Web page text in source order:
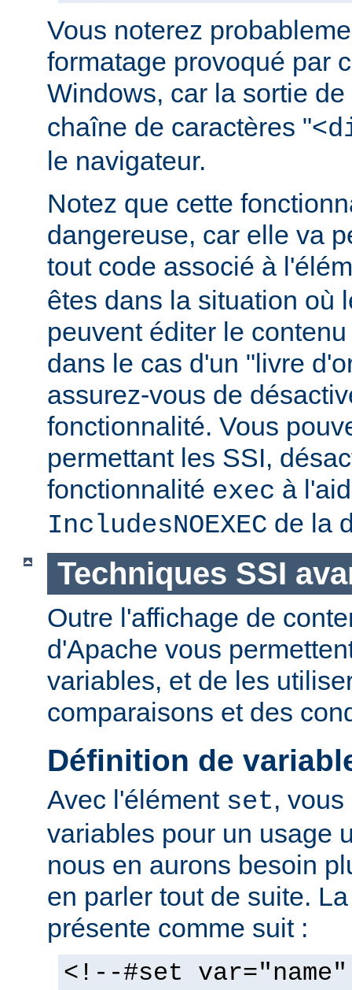
Vous noterez
formatage provoqué par
Windows, car la sortie de
chaîne de caractères "<
le navigateur.
Notez que cette
dangereuse, car elle va
tout code associé à
êtes dans la situation où
peuvent éditer le
dans le cas d'un "livre
assurez-vous de
fonctionnalité. Vous
permettant les SSI,
fonctionnalité exec à
IncludesNOEXEC de la
Techniques SSI
Outre l'affichage de
d'Apache vous
variables, et de les
comparaisons et des
Définition de
Avec l'élément set,
variables pour un usage
nous en aurons besoin
en parler tout de suite.
présente comme suit :
<!--#set